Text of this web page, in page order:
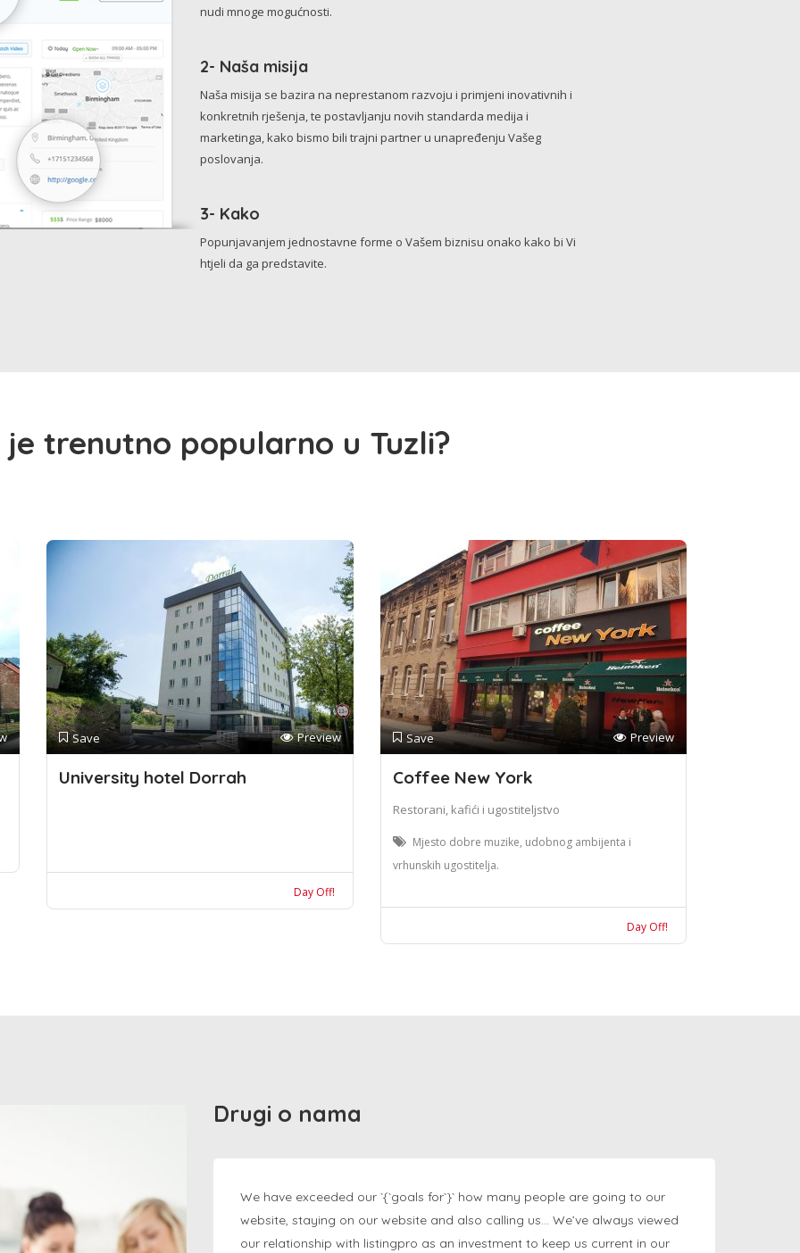
nudi mnoge mogućnosti.
2- Naša misija
Naša misija se bazira na neprestanom razvoju i primjeni inovativnih i
konkretnih rješenja, te postavljanju novih standarda medija i
marketinga, kako bismo bili trajni partner u unapređenju Vašeg
poslovanja.
3- Kako
Popunjavanjem jednostavne forme o Vašem biznisu onako kako bi Vi
htjeli da ga predstavite.
je trenutno popularno u Tuzli?
Save Preview
University hotel Dorrah
Day Off!
Save Preview
Coffee New York
Restorani, kafići i ugostiteljstvo
Mjesto dobre muzike, udobnog ambijenta i
vrhunskih ugostitelja.
Day Off!
Drugi o nama
We have exceeded our `{`goals for`}` how many people are going to our
website, staying on our website and also calling us… We’ve always viewed
our relationship with listingpro as an investment to keep us current in our